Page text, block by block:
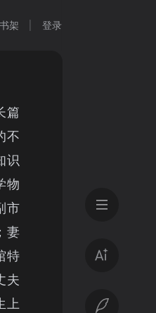
架 登录
篇
不
识
物
市
妻
特
夫
上